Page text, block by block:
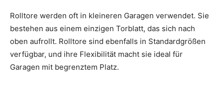
Rolltore werden oft in kleineren Garagen verwendet. Sie
bestehen aus einem einzigen Torblatt, das sich nach
oben aufrollt. Rolltore sind ebenfalls in Standardgrößen
verfügbar, und ihre Flexibilität macht sie ideal für
Garagen mit begrenztem Platz.